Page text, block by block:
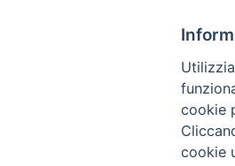
Piazza Giovene 4 – 70056
www.diocesimolfetta.it –
cookie
cookie